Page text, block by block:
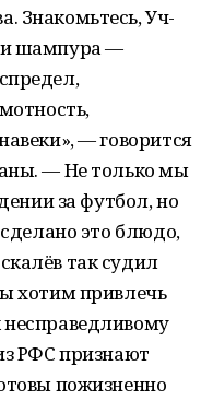
Знакомьтесь, Уч-
шампура —
— говорится
— Не только мы
за футбол, но
это блюдо,
так судил
хотим привлечь
РФС признают
пожизненно